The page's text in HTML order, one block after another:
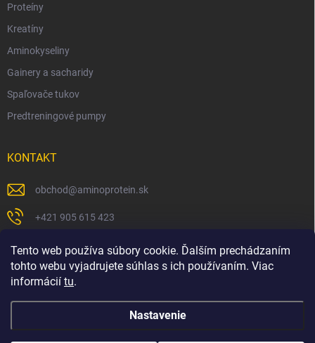
Tento web používa súbory cookie. Ďalším prechádzaním
tohto webu vyjadrujete súhlas s ich používaním. Viac
informácií tu.
Nastavenie
Proteíny
Kreatíny
Aminokyseliny
Gainery a sacharidy
Spaľovače tukov
Predtreningové pumpy
KONTAKT
obchod@aminoprotein.sk
+421 905 615 423
https://www.facebook.com/peterbinarbodyshop/